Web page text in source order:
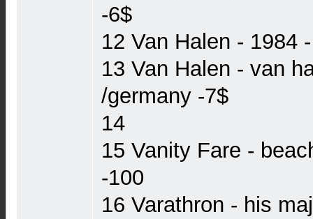
-6$
12 Van Halen - 1984
13 Van Halen - van
/germany -7$
14
15 Vanity Fare -
-100
16 Varathron - his